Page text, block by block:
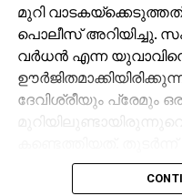
മുറി
പൊലീസ് അറിയിച്ചു.
വര്‍ധന്‍ എന്ന
ദേവിശ്രീയും പ്രേമും
പുറത്തുനിന്ന് പൂട്ടി